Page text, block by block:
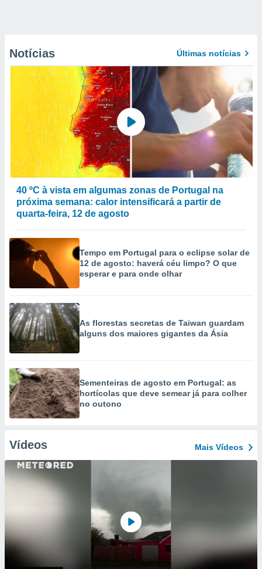
Notícias Últimas notícias
40 ºC à vista em algumas zonas de Portugal na
próxima semana: calor intensificará a partir de
quarta-feira, 12 de agosto
Tempo em Portugal para o eclipse solar de
12 de agosto: haverá céu limpo? O que
esperar e para onde olhar
As florestas secretas de Taiwan guardam
alguns dos maiores gigantes da Ásia
Sementeiras de agosto em Portugal: as
hortícolas que deve semear já para colher
no outono
Vídeos Mais Vídeos